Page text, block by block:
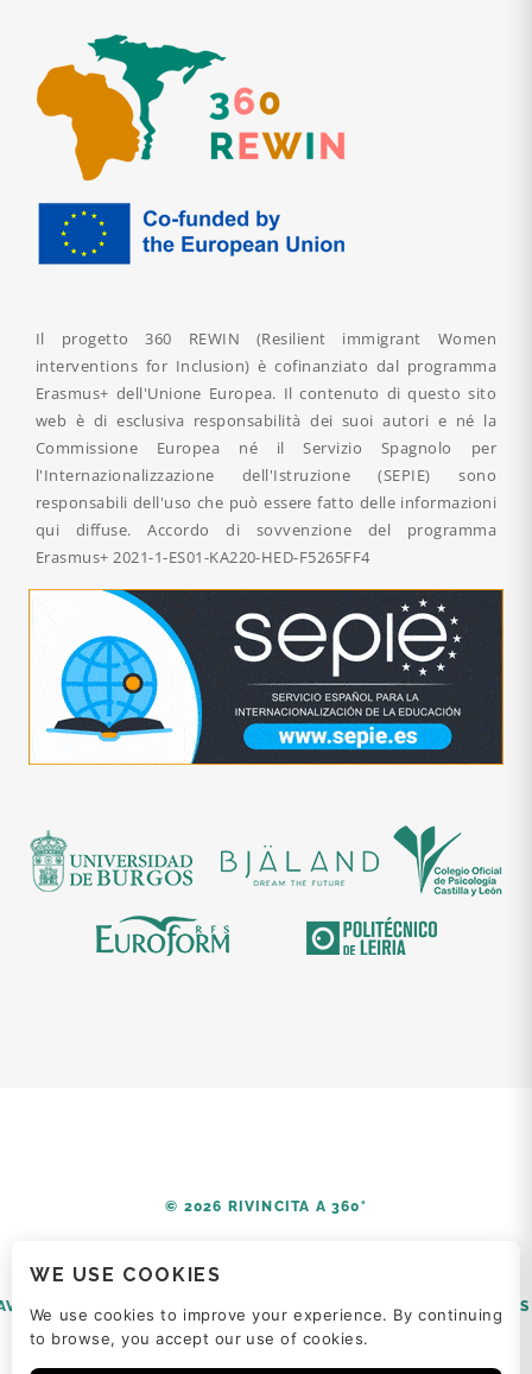
Il progetto 360 REWIN (Resilient immigrant Women
interventions for Inclusion) è cofinanziato dal programma
Erasmus+ dell'Unione Europea. Il contenuto di questo sito
web è di esclusiva responsabilità dei suoi autori e né la
Commissione Europea né il Servizio Spagnolo per
l'Internazionalizzazione dell'Istruzione (SEPIE) sono
responsabili dell'uso che può essere fatto delle informazioni
qui diffuse. Accordo di sovvenzione del programma
Erasmus+2021-1-ES01-KA220-HED-F5265FF4
© 2026 RIVINCITA A 360°
LEGAL POLÍTICA DE PRIVACIDAD POLÍTICA DE COOKIES
WE USE COOKIES
We use cookies to improve your experience. By continuing
to browse, you accept our use of cookies.